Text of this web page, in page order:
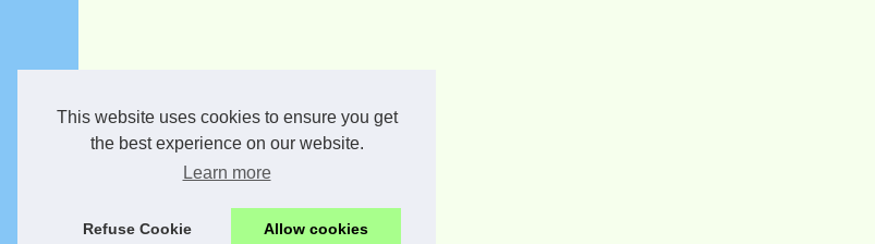
This website uses cookies to ensure you get
the best experience on our website.
Learn more
Refuse Cookie Allow cookies